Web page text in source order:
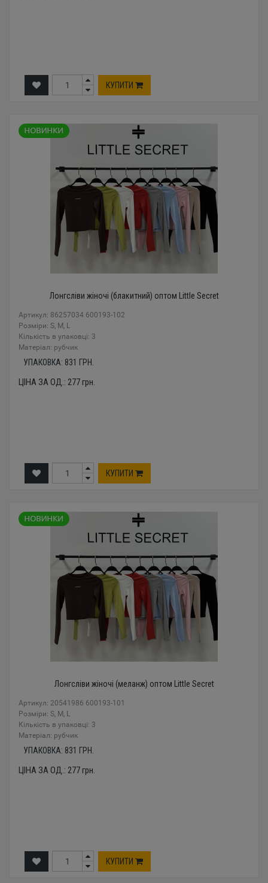
КУПИТИ
Лонгсліви жіночі (блакитний) оптом Little Secret
Артикул: 86257034 600193-102
Розміри: S, M, L
Кількість в упаковці: 3
Mатеріал: рубчик
УПАКОВКА: 831 ГРН.
ЦІНА ЗА ОД.: 277грн.
КУПИТИ
Лонгсліви жіночі (меланж) оптом Little Secret
Артикул: 20541986 600193-101
Розміри: S, M, L
Кількість в упаковці: 3
Mатеріал: рубчик
УПАКОВКА: 831 ГРН.
ЦІНА ЗА ОД.: 277грн.
КУПИТИ